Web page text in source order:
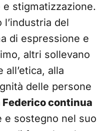
stigmatizzazione.
del
di espressione e
altri sollevano
alla
delle persone
continua
e sostegno nel suo